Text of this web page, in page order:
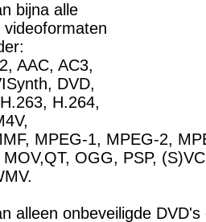
bijna alle
videoformaten
AAC, AC3,
DVD,
H.264,
MPEG-1, MPEG-2,
OGG, PSP,
alleen onbeveiligde